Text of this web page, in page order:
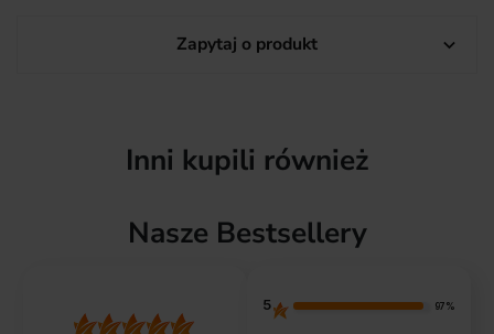
Zapytaj o produkt 
Inni kupili również
Nasze Bestsellery
5 97%